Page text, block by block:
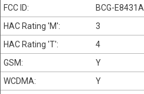
BCG-E8431A
3
4
Y
Y